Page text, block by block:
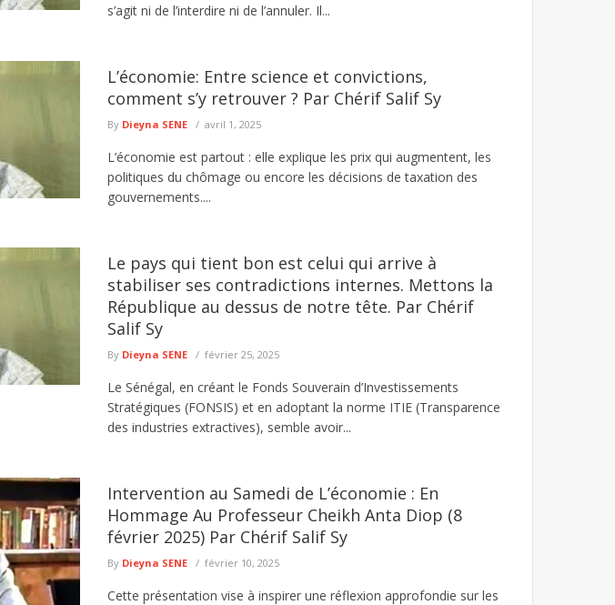
s’agit ni de l’interdire ni de l’annuler. Il...
L’économie: Entre science et convictions,
comment s’y retrouver ? Par Chérif Salif Sy
By Dieyna SENE avril 1, 2025
L’économie est partout : elle explique les prix qui augmentent, les
politiques du chômage ou encore les décisions de taxation des
gouvernements....
Le pays qui tient bon est celui qui arrive à
stabiliser ses contradictions internes. Mettons la
République au dessus de notre tête. Par Chérif
Salif Sy
By Dieyna SENE février 25, 2025
Le Sénégal, en créant le Fonds Souverain d’Investissements
Stratégiques (FONSIS) et en adoptant la norme ITIE (Transparence
des industries extractives), semble avoir...
Intervention au Samedi de L’économie : En
Hommage Au Professeur Cheikh Anta Diop (8
février 2025) Par Chérif Salif Sy
By Dieyna SENE février 10, 2025
Cette présentation vise à inspirer une réflexion approfondie sur les